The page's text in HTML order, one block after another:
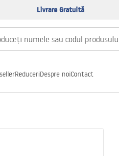
Livrare Gratuită
ReduceriDespre noiContact